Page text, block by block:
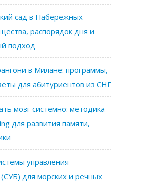
сад в Набережных
распорядок дня и
подход
в Милане: программы,
для абитуриентов из СНГ
мозг системно: методика
для развития памяти,
управления
для морских и речных